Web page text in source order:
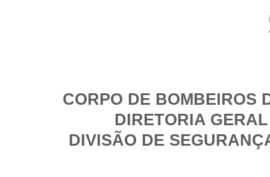
CORPO DE BOMBEIROS
DIRETORIA
DIVISÃO DE